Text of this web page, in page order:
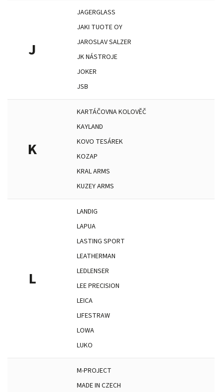
J
JAGERGLASS
JAKI TUOTE OY
JAROSLAV SALZER
JK NÁSTROJE
JOKER
JSB
K
KARTÁČOVNA KOLOVĚČ
KAYLAND
KOVO TESÁREK
KOZAP
KRAL ARMS
KUZEY ARMS
L
LANDIG
LAPUA
LASTING SPORT
LEATHERMAN
LEDLENSER
LEE PRECISION
LEICA
LIFESTRAW
LOWA
LUKO
M-PROJECT
MADE IN CZECH